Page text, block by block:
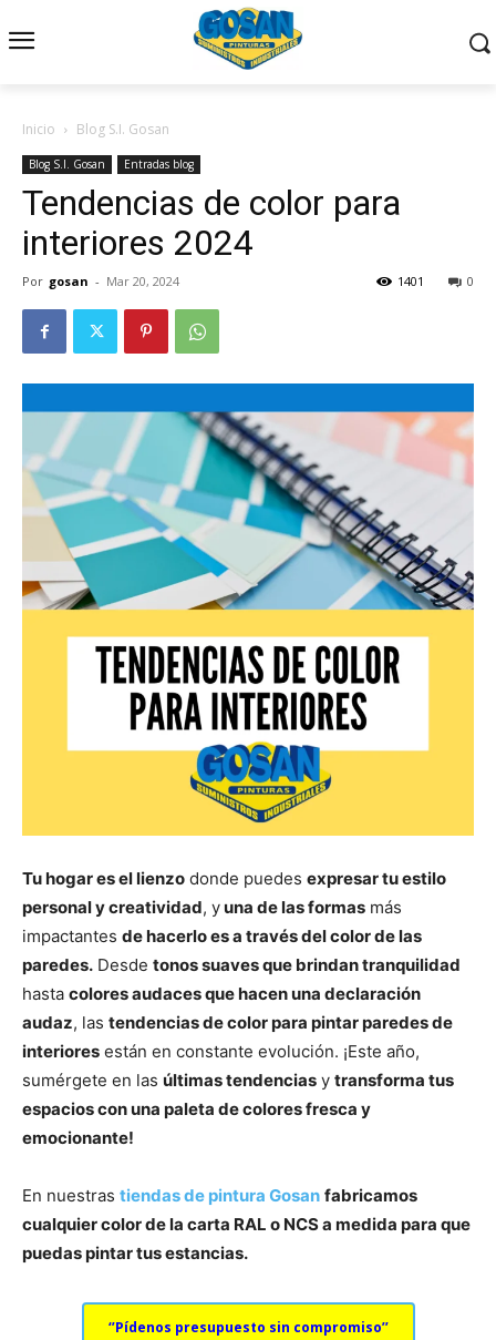
Inicio Blog S.I. Gosan
Blog S.I. Gosan Entradas blog
Tendencias de color para
interiores 2024
Por gosan - Mar 20, 2024 0
1401
Tu hogar es el lienzo donde puedes expresar tu estilo
personal y creatividad, yuna de las formas más
impactantes de hacerlo es a través del color de las
paredes. Desde tonos suaves que brindan tranquilidad
hasta colores audaces que hacen una declaración
audaz, las tendencias de color para pintar paredes de
interiores están en constante evolución. ¡Este año,
sumérgete en las últimas tendencias y transforma tus
espacios con una paleta de colores fresca y
emocionante!
En nuestras tiendas de pintura Gosan fabricamos
cualquier color de la carta RAL o NCS a medida para que
puedas pintar tus estancias.
‘’Pídenos presupuesto sin compromiso’’